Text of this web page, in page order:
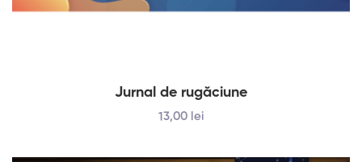
Jurnal de rugăciune
13,00 lei